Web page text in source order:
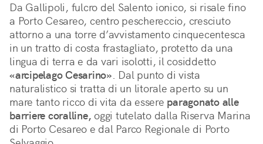
Da Gallipoli, fulcro del Salento ionico, si risale fino
a Porto Cesareo, centro peschereccio, cresciuto
attorno a una torre d’avvistamento cinquecentesca
in un tratto di costa frastagliato, protetto da una
lingua di terra e da vari isolotti, il cosiddetto
«arcipelago Cesarino». Dal punto di vista
naturalistico si tratta di un litorale aperto su un
mare tanto ricco di vita da essere paragonato alle
barriere coralline, oggi tutelato dalla Riserva Marina
di Porto Cesareo e dal Parco Regionale di Porto